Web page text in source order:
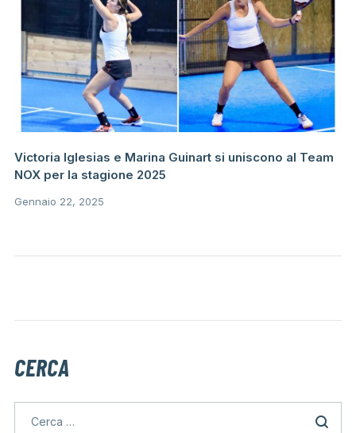
Victoria Iglesias e Marina Guinart si uniscono al Team
NOX per la stagione 2025
Gennaio 22, 2025
CERCA